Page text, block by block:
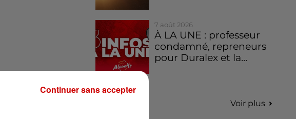
7 août 2026
À LA UNE : professeur
condamné, repreneurs
pour Duralex et la...
Voir plus
Continuer sans accepter